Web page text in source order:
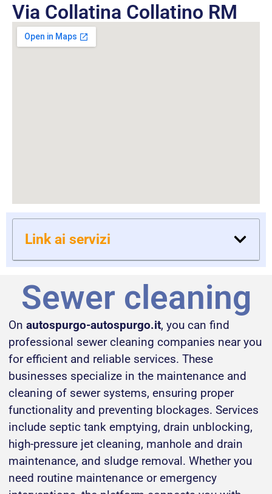
Via Collatina Collatino RM
Link ai servizi
Sewer cleaning
On autospurgo-autospurgo.it, you can find
professional sewer cleaning companies near you
for efficient and reliable services. These
businesses specialize in the maintenance and
cleaning of sewer systems, ensuring proper
functionality and preventing blockages. Services
include septic tank emptying, drain unblocking,
high-pressure jet cleaning, manhole and drain
maintenance, and sludge removal. Whether you
need routine maintenance or emergency